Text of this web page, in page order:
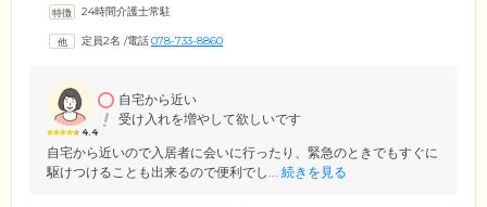
票があり、要支援・要介護の認定を受けたみなさまが対象です。ご入居
ースであるリビングダイニングを中心に共同生活を送ります。プライバ
24時間介護士常駐
定員2名 /電話078-733-8860
4.4
自宅から近い
受け入れを増やして欲しいです
自宅から近いので入居者に会いに行ったり、緊急のときでもすぐに
駆けつけることも出来るので便利でし... 続きを見る